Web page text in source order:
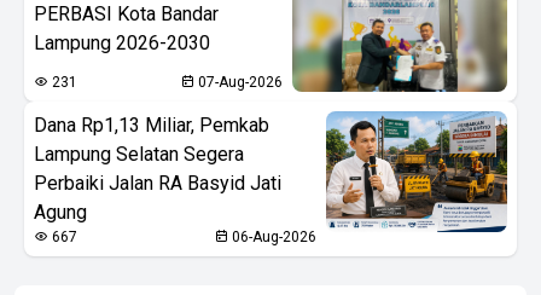
PERBASI Kota Bandar
Lampung 2026-2030
231 07-Aug-2026
Dana Rp1,13 Miliar, Pemkab
Lampung Selatan Segera
Perbaiki Jalan RA Basyid Jati
Agung
667 06-Aug-2026